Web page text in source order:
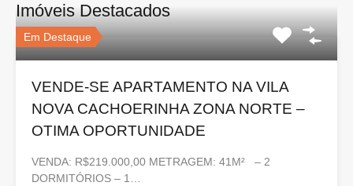
Imóveis Destacados
Em Destaque
VENDE-SE APARTAMENTO NA VILA
NOVA CACHOERINHA ZONA NORTE –
OTIMA OPORTUNIDADE
VENDA: R$219.000,00 METRAGEM: 41M² – 2
DORMITÓRIOS – 1…